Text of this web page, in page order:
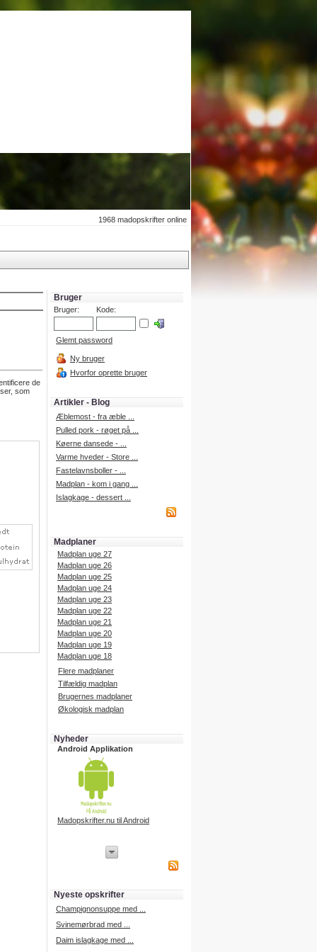
1968 madopskrifter online
de
som
Bruger
Bruger: Kode:
Glemt password
Ny bruger
Hvorfor oprette bruger
Artikler - Blog
Æblemost - fra æble ...
Pulled pork - røget på ...
Køerne dansede - ...
Varme hveder - Store ...
Fastelavnsboller - ...
Madplan - kom i gang ...
Islagkage - dessert ...
Madplaner
Madplan uge 27
Madplan uge 26
Madplan uge 25
Madplan uge 24
Madplan uge 23
Madplan uge 22
Madplan uge 21
Madplan uge 20
Madplan uge 19
Madplan uge 18
Flere madplaner
Tilfældig madplan
Brugernes madplaner
Økologisk madplan
Nyheder
Android Applikation
Madopskrifter.nu til Android
iPhone udvikling
Nyeste opskrifter
Champignonsuppe med ...
Svinemørbrad med ...
Daim islagkage med ...